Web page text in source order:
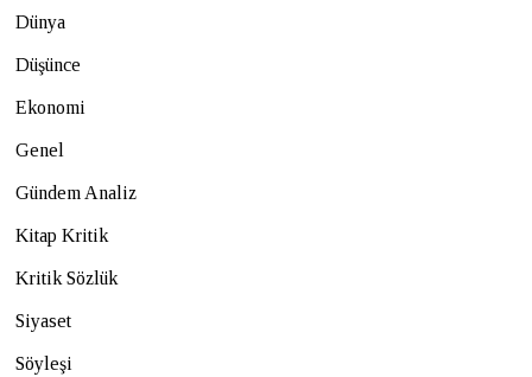
Dünya
Düşünce
Ekonomi
Genel
Gündem Analiz
Kitap Kritik
Kritik Sözlük
Siyaset
Söyleşi